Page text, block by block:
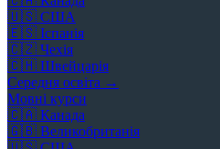
🇺🇸 США
🇪🇸 Іспанія
🇨🇿 Чехія
🇨🇭 Швейцарія
Середня освіта →
Мовні курси
🇨🇦 Канада
🇬🇧 Великобританія